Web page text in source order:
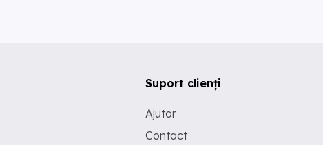
Suport clienți
Ajutor
Contact